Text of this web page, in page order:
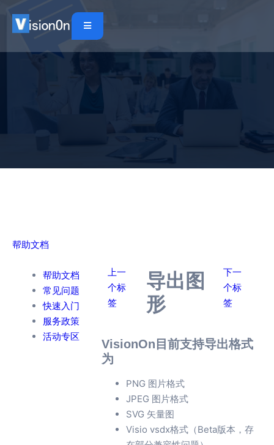
帮助文档
帮助文档
常见问题
快速入门
服务政策
活动专区
上一
个标
签
导出图
形
下一
个标
签
VisionOn目前支持导出格式
为
PNG 图片格式
JPEG 图片格式
SVG 矢量图
Visio vsdx格式（Beta版本，存